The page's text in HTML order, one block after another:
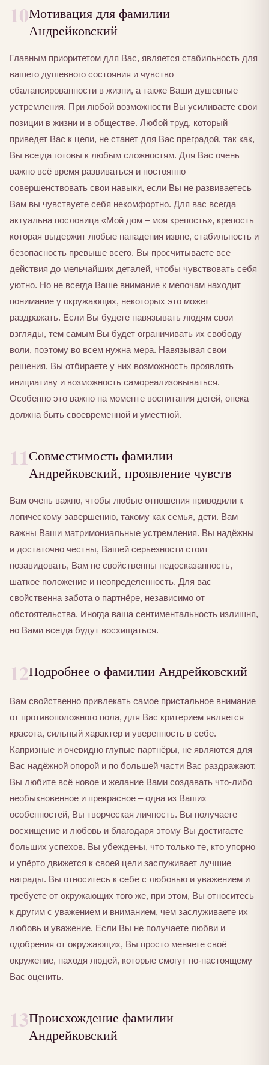
10Мотивация для фамилии
Андрейковский
Главным приоритетом для Вас, является стабильность для
вашего душевного состояния и чувство
сбалансированности в жизни, а также Ваши душевные
устремления. При любой возможности Вы усиливаете свои
позиции в жизни и в обществе. Любой труд, который
приведет Вас к цели, не станет для Вас преградой, так как,
Вы всегда готовы к любым сложностям. Для Вас очень
важно всё время развиваться и постоянно
совершенствовать свои навыки, если Вы не развиваетесь
Вам вы чувствуете себя некомфортно. Для вас всегда
актуальна пословица «Мой дом – моя крепость», крепость
которая выдержит любые нападения извне, стабильность и
безопасность превыше всего. Вы просчитываете все
действия до мельчайших деталей, чтобы чувствовать себя
уютно. Но не всегда Ваше внимание к мелочам находит
понимание у окружающих, некоторых это может
раздражать. Если Вы будете навязывать людям свои
взгляды, тем самым Вы будет ограничивать их свободу
воли, поэтому во всем нужна мера. Навязывая свои
решения, Вы отбираете у них возможность проявлять
инициативу и возможность самореализовываться.
Особенно это важно на моменте воспитания детей, опека
должна быть своевременной и уместной.
11Совместимость фамилии
Андрейковский, проявление чувств
Вам очень важно, чтобы любые отношения приводили к
логическому завершению, такому как семья, дети. Вам
важны Ваши матримониальные устремления. Вы надёжны
и достаточно честны, Вашей серьезности стоит
позавидовать, Вам не свойственны недосказанность,
шаткое положение и неопределенность. Для вас
свойственна забота о партнёре, независимо от
обстоятельства. Иногда ваша сентиментальность излишня,
но Вами всегда будут восхищаться.
12Подробнее о фамилии Андрейковский
Вам свойственно привлекать самое пристальное внимание
от противоположного пола, для Вас критерием является
красота, сильный характер и уверенность в себе.
Капризные и очевидно глупые партнёры, не являются для
Вас надёжной опорой и по большей части Вас раздражают.
Вы любите всё новое и желание Вами создавать что-либо
необыкновенное и прекрасное – одна из Ваших
особенностей, Вы творческая личность. Вы получаете
восхищение и любовь и благодаря этому Вы достигаете
больших успехов. Вы убеждены, что только те, кто упорно
и упёрто движется к своей цели заслуживает лучшие
награды. Вы относитесь к себе с любовью и уважением и
требуете от окружающих того же, при этом, Вы относитесь
к другим с уважением и вниманием, чем заслуживаете их
любовь и уважение. Если Вы не получаете любви и
одобрения от окружающих, Вы просто меняете своё
окружение, находя людей, которые смогут по-настоящему
Вас оценить.
13Происхождение фамилии
Андрейковский